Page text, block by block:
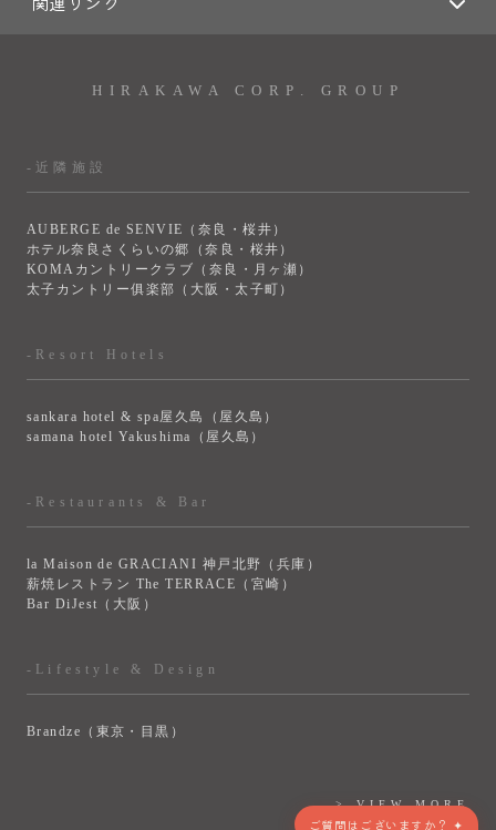
HIRAKAWA CORP. GROUP
-近隣施設
AUBERGE de SENVIE（奈良・桜井）
ホテル奈良さくらいの郷（奈良・桜井）
KOMAカントリークラブ（奈良・月ヶ瀬）
太子カントリー俱楽部（大阪・太子町）
-Resort Hotels
sankara hotel & spa屋久島（屋久島）
samana hotel Yakushima（屋久島）
-Restaurants & Bar
la Maison de GRACIANI 神戸北野（兵庫）
薪焼レストラン The TERRACE（宮崎）
Bar DiJest（大阪）
-Lifestyle & Design
Brandze（東京・目黒）
> VIEW MORE
ご質問はございますか？ ✦